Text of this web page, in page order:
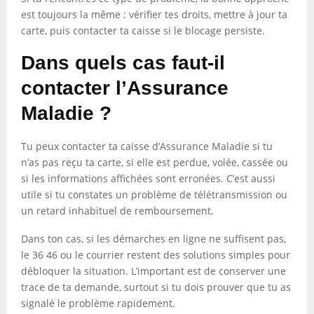
est toujours la même : vérifier tes droits, mettre à jour ta
carte, puis contacter ta caisse si le blocage persiste.
Dans quels cas faut-il
contacter l’Assurance
Maladie ?
Tu peux contacter ta caisse d’Assurance Maladie si tu
n’as pas reçu ta carte, si elle est perdue, volée, cassée ou
si les informations affichées sont erronées. C’est aussi
utile si tu constates un problème de télétransmission ou
un retard inhabituel de remboursement.
Dans ton cas, si les démarches en ligne ne suffisent pas,
le 36 46 ou le courrier restent des solutions simples pour
débloquer la situation. L’important est de conserver une
trace de ta demande, surtout si tu dois prouver que tu as
signalé le problème rapidement.